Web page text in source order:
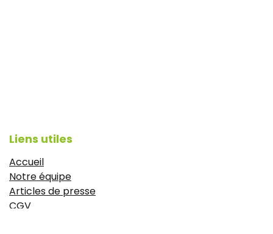
Liens utiles
Accueil
Notre équipe
Articles de presse
CGV